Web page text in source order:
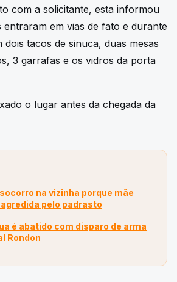
com a solicitante, esta informou
entraram em vias de fato e durante
dois tacos de sinuca, duas mesas
3 garrafas e os vidros da porta
o lugar antes da chegada da
na vizinha porque mãe
pelo padrasto
é abatido com disparo de arma
Rondon